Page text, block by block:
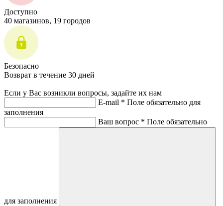
Доступно
40 магазинов, 19 городов
Безопасно
Возврат в течение 30 дней
Если у Вас возникли вопросы, задайте их нам
E-mail * Поле обязательно для
заполнения
Ваш вопрос * Поле обязательно
для заполнения